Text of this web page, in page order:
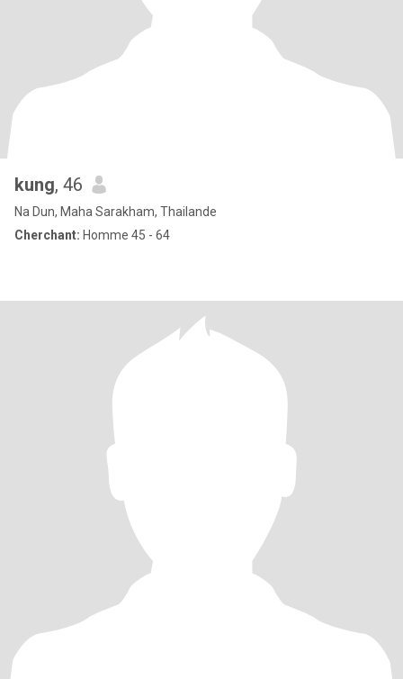
kung, 46
Na Dun, Maha Sarakham, Thailande
Cherchant: Homme 45 - 64